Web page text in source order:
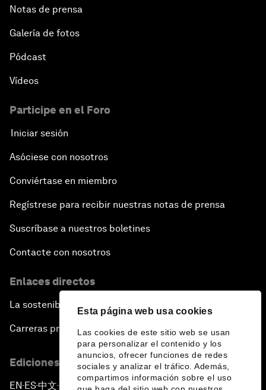
Esta página web usa cookies
Las cookies de este sitio web se usan
para personalizar el contenido y los
anuncios, ofrecer funciones de redes
sociales y analizar el tráfico. Además,
compartimos información sobre el uso
Notas de prensa
Galería de fotos
Pódcast
Vídeos
Participe en el Foro
Iniciar sesión
Asóciese con nosotros
Conviértase en miembro
Regístrese para recibir nuestras notas de prensa
Suscríbase a nuestros boletines
Contacte con nosotros
Enlaces directos
La sostenibilidad en el Foro
Carreras profesionales
Ediciones en otros idiomas
EN ▪ ES▪中文▪ 日本語